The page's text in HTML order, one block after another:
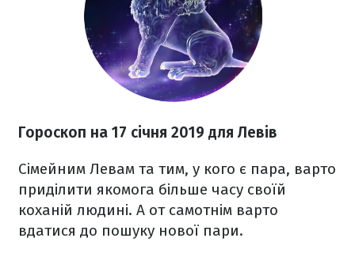
Гороскоп на 17 січня 2019 для Левів
Сімейним Левам та тим, у кого є пара, варто
приділити якомога більше часу своїй
коханій людині. А от самотнім варто
вдатися до пошуку нової пари.